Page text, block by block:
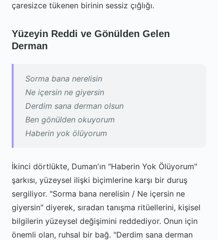
çaresizce tükenen birinin sessiz çığlığı.
Yüzeyin Reddi ve Gönülden Gelen
Derman
Sorma bana nerelisin
Ne içersin ne giyersin
Derdim sana derman olsun
Ben gönülden okuyorum
Haberin yok ölüyorum
İkinci dörtlükte, Duman'ın "Haberin Yok Ölüyorum"
şarkısı, yüzeysel ilişki biçimlerine karşı bir duruş
sergiliyor. "Sorma bana nerelisin / Ne içersin ne
giyersin" diyerek, sıradan tanışma ritüellerini, kişisel
bilgilerin yüzeysel değişimini reddediyor. Onun için
önemli olan, ruhsal bir bağ. "Derdim sana derman